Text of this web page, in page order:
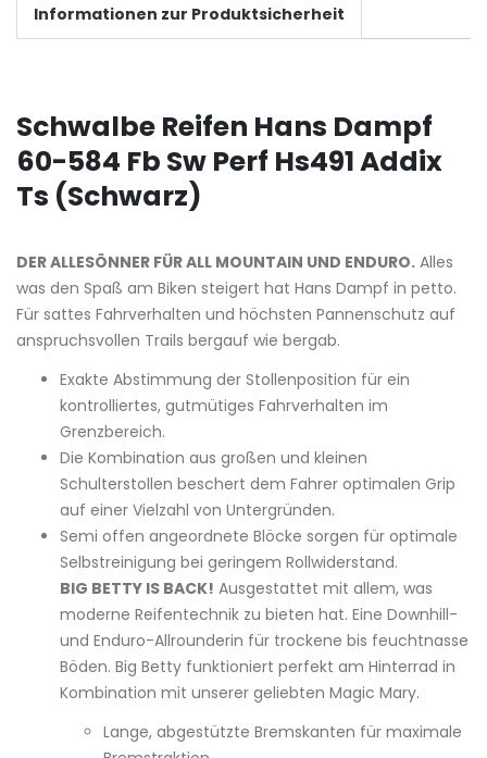
Informationen zur Produktsicherheit
Schwalbe Reifen Hans Dampf
60-584 Fb Sw Perf Hs491 Addix
Ts (Schwarz)
DER ALLESÖNNER FÜR ALL MOUNTAIN UND ENDURO. Alles
was den Spaß am Biken steigert hat Hans Dampf in petto.
Für sattes Fahrverhalten und höchsten Pannenschutz auf
anspruchsvollen Trails bergauf wie bergab.
Exakte Abstimmung der Stollenposition für ein
kontrolliertes, gutmütiges Fahrverhalten im
Grenzbereich.
Die Kombination aus großen und kleinen
Schulterstollen beschert dem Fahrer optimalen Grip
auf einer Vielzahl von Untergründen.
Semi offen angeordnete Blöcke sorgen für optimale
Selbstreinigung bei geringem Rollwiderstand.
BIG BETTY IS BACK! Ausgestattet mit allem, was
moderne Reifentechnik zu bieten hat. Eine Downhill-
und Enduro-Allrounderin für trockene bis feuchtnasse
Böden. Big Betty funktioniert perfekt am Hinterrad in
Kombination mit unserer geliebten Magic Mary.
Lange, abgestützte Bremskanten für maximale